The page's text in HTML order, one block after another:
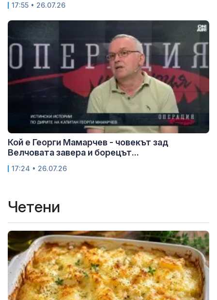
17:55 • 26.07.26
Кой е Георги Мамарчев - човекът зад
Велчовата завера и борецът...
17:24 • 26.07.26
Четени